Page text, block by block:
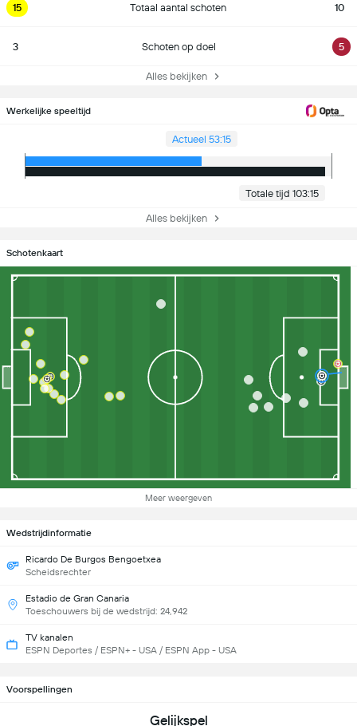
15 Totaal aantal schoten 10
3 Schoten op doel 5
Alles bekijken
Werkelijke speeltijd
Actueel 53:15
Totale tijd 103:15
Alles bekijken
Schotenkaart
Meer weergeven
Wedstrijdinformatie
Ricardo De Burgos Bengoetxea
Scheidsrechter
Estadio de Gran Canaria
Toeschouwers bij de wedstrijd: 24,942
TV kanalen
ESPN Deportes / ESPN+ - USA / ESPN App - USA
Voorspellingen
Gelijkspel